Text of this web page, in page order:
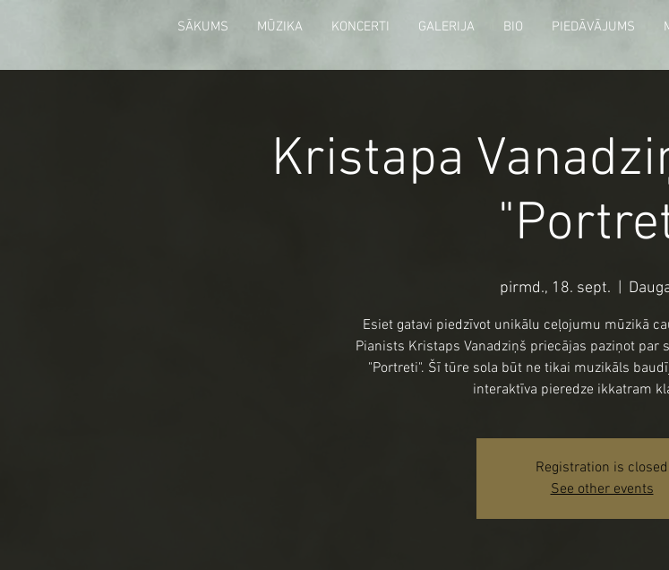
SĀKUMS MŪZIKA KONCERTI GALERIJA BIO PIEDĀVĀJUMS
Kristapa
pirmd., 18. sept.
Esiet gatavi piedzīvot unikālu ceļojumu mūzikā
Pianists Kristaps Vanadziņš priecājas paziņot par
"Portreti". Šī tūre sola būt ne tikai muzikāls
Registration is closed
See other events